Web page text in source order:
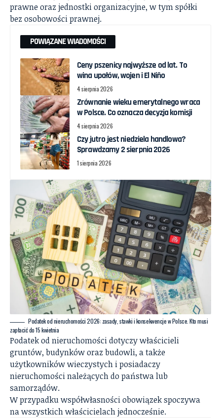
prawne oraz jednostki organizacyjne, w tym spółki
bez osobowości prawnej.
POWIĄZANE WIADOMOŚCI
Ceny pszenicy najwyższe od lat. To
wina upałów, wojen i El Niño
4 sierpnia 2026
Zrównanie wieku emerytalnego wraca
w Polsce. Co oznacza decyzja komisji
4 sierpnia 2026
Czy jutro jest niedziela handlowa?
Sprawdzamy 2 sierpnia 2026
1 sierpnia 2026
Podatek od nieruchomości 2026: zasady, stawki i konsekwencje w Polsce. Кto musi
zapłacić do 15 kwietnia
Podatek od nieruchomości dotyczy właścicieli
gruntów, budynków oraz budowli, a także
użytkowników wieczystych i posiadaczy
nieruchomości należących do państwa lub
samorządów.
W przypadku współwłasności obowiązek spoczywa
na wszystkich właścicielach jednocześnie.